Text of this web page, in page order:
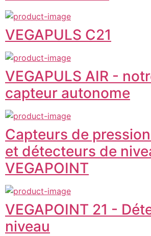
VEGAPULS C21
VEGAPULS AIR -
capteur autonome
Capteurs de pression
et détecteurs de
VEGAPOINT
VEGAPOINT 21 -
niveau